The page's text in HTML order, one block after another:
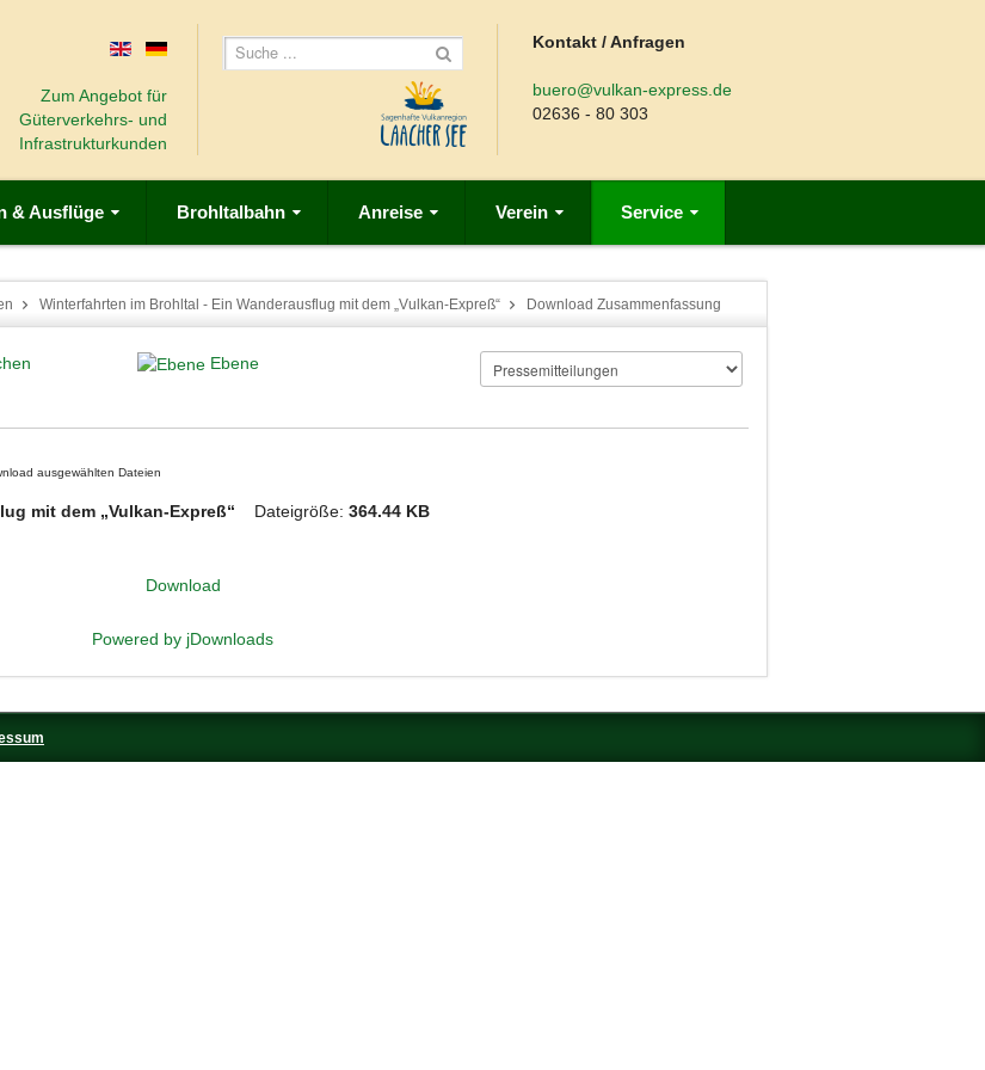
Zum Angebot für
Güterverkehrs- und
Infrastrukturkunden
Kontakt / Anfragen
buero@vulkan-express.de
02636 - 80 303
& Ausflüge Brohltalbahn Anreise Verein Service
Winterfahrten im Brohltal - Ein Wanderausflug mit dem „Vulkan-Expreß“ Download Zusammenfassung
Ebene
ausgewählten Dateien
mit dem „Vulkan-Expreß“ Dateigröße: 364.44 KB
Download
Powered by jDownloads